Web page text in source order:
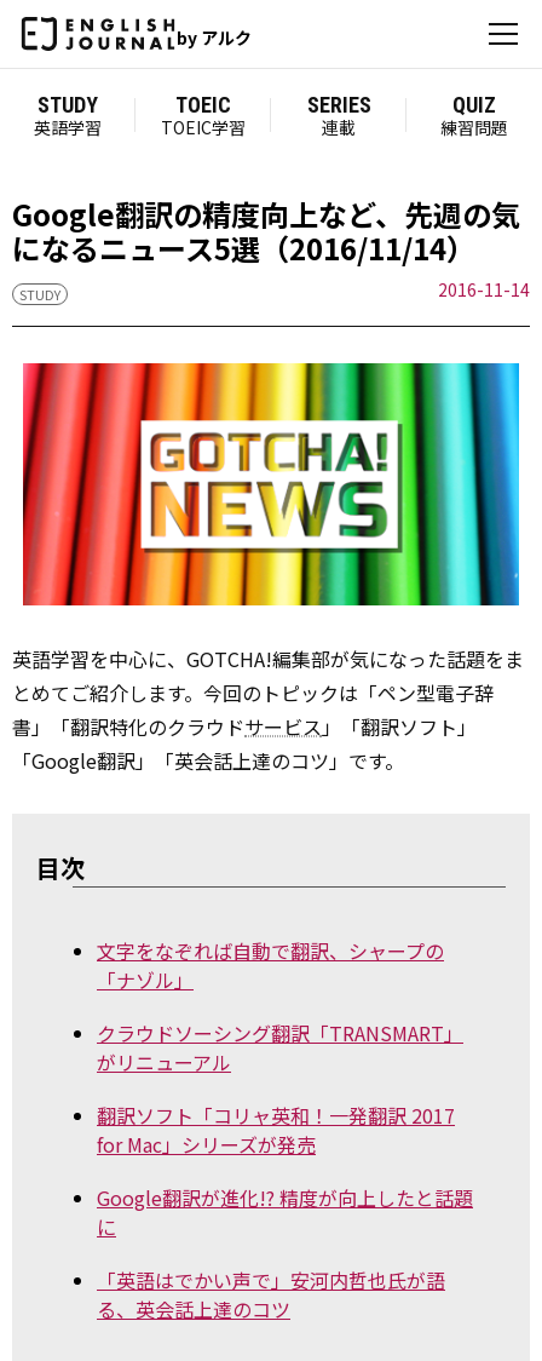
by アルク
STUDY
英語学習
TOEIC
TOEIC学習
SERIES
連載
QUIZ
練習問題
Google翻訳の精度向上など、先週の気
になるニュース5選（2016/11/14）
STUDY 2016-11-14
英語学習を中心に、GOTCHA!編集部が気になった話題をま
とめてご紹介します。今回のトピックは「ペン型電子辞
書」「翻訳特化のクラウドサービス」「翻訳ソフト」
「Google翻訳」「英会話上達のコツ」です。
目次
文字をなぞれば自動で翻訳、シャープの
「ナゾル」
クラウドソーシング翻訳「TRANSMART」
がリニューアル
翻訳ソフト「コリャ英和！一発翻訳 2017
for Mac」シリーズが発売
Google翻訳が進化!? 精度が向上したと話題
に
「英語はでかい声で」安河内哲也氏が語
る、英会話上達のコツ